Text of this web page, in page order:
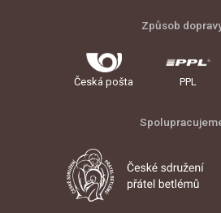
Způsob
Česká pošta PPL